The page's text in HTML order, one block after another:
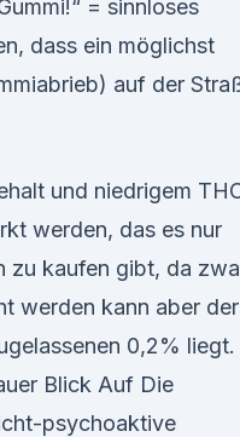
= sinnloses
dass ein möglichst
auf der
und niedrigem
werden, das es nur
zu kaufen gibt, da
werden kann aber der
0,2% liegt.
Blick Auf Die
psychoaktive